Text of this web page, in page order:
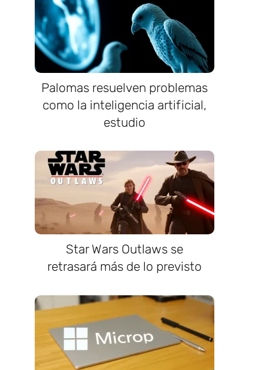
Palomas resuelven problemas
como la inteligencia artificial,
estudio
Star Wars Outlaws se
retrasará más de lo previsto